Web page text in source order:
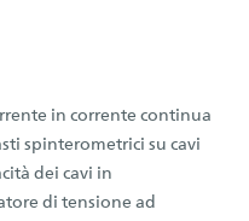
in corrente continua
spinterometrici su cavi
dei cavi in
di tensione ad